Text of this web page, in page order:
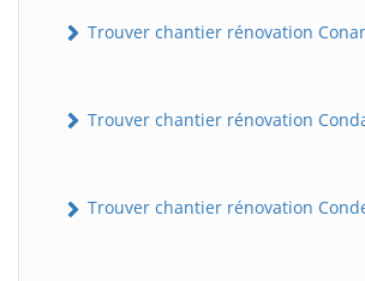
Trouver chantier rénovation
Trouver chantier rénovation
Trouver chantier rénovation